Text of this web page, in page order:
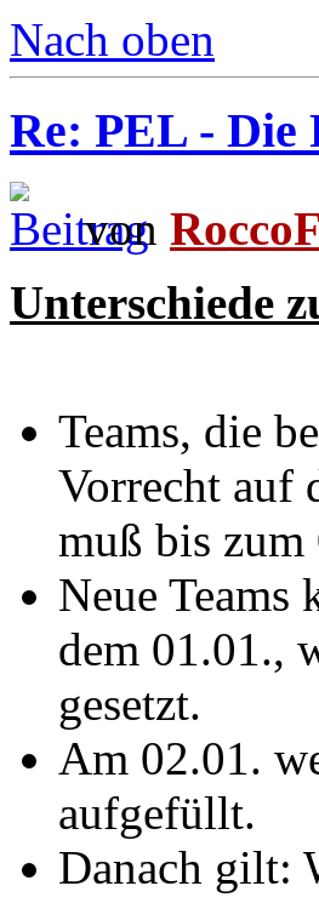
Nach oben
Re: PEL - Die
von
Unterschiede
Teams, die
Vorrecht auf
muß bis zum
Neue Teams
dem 01.01.,
gesetzt.
Am 02.01.
aufgefüllt.
Danach gilt: